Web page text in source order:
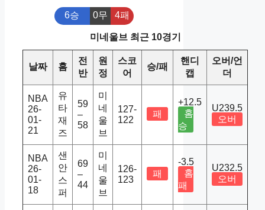
6승 0무 4패
미네울브 최근 10경기
날짜 홈
전
반
원
정
스코
어
승/패
핸디
캡
오버/언
더
NBA
26-
01-
21
유
타
재
즈
59
–
58
미
네
울
브
127-
122
패
+12.5
홈
승
U239.5
오버
NBA
26-
01-
18
샌
안
스
퍼
69
–
44
미
네
울
브
126-
123
패
-3.5
홈
패
U232.5
오버